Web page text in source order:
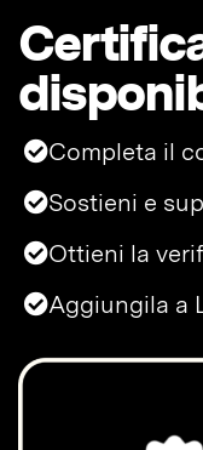
Completa il
Sostieni e
Ottieni la
Aggiungila a